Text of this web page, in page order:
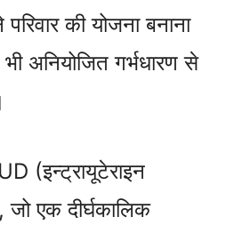
की योजना बनाना
अनियोजित गर्भधारण से
(इन्ट्रायूटेराइन
जो एक दीर्घकालिक